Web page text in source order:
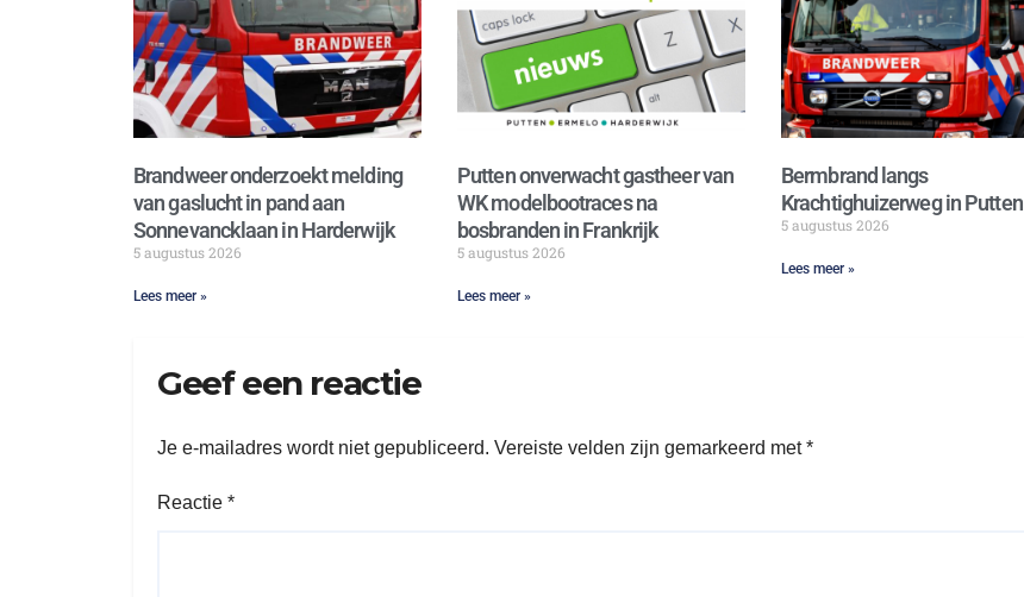
Brandweer onderzoekt melding
van gaslucht in pand aan
Sonnevancklaan in Harderwijk
5 augustus 2026
Lees meer »
Putten onverwacht gastheer van
WK modelbootraces na
bosbranden in Frankrijk
5 augustus 2026
Lees meer »
Bermbrand langs
Krachtighuizerweg in Putten
5 augustus 2026
Lees meer »
Geef een reactie
Je e-mailadres wordt niet gepubliceerd. Vereiste velden zijn gemarkeerd met*
Reactie *